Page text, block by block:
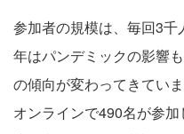
参加者の規模は、毎回3
年はパンデミックの影響
の傾向が変わってきてい
オンラインで490名が参